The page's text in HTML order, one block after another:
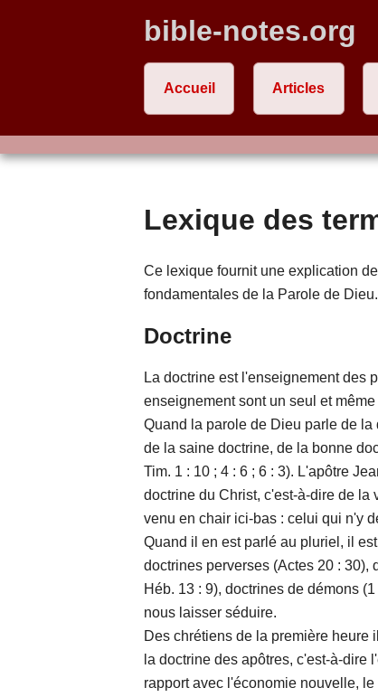
bible-notes.org
Accueil Articles
Lexique des
Ce lexique fournit une explication
fondamentales de la Parole de Dieu.
Doctrine
La doctrine est l'enseignement des
enseignement sont un seul et
Quand la parole de Dieu parle de
de la saine doctrine, de la bonne
Tim. 1 : 10 ; 4 : 6 ; 6 : 3). L'apôtre
doctrine du Christ, c'est-à-dire de la
venu en chair ici-bas : celui qui n'y
Quand il en est parlé au pluriel, il
doctrines perverses (Actes 20 : 30),
Héb. 13 : 9), doctrines de démons
nous laisser séduire.
Des chrétiens de la première heure
la doctrine des apôtres, c'est-à-dire
rapport avec l'économie nouvelle,